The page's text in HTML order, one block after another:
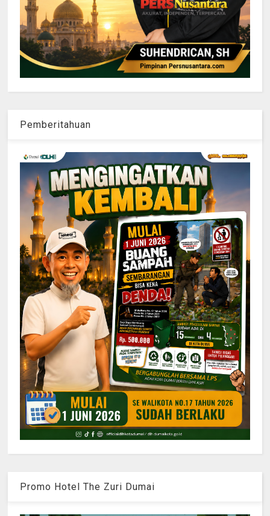
Pemberitahuan
Promo Hotel The Zuri Dumai